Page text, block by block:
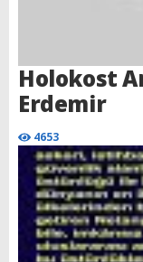
Holokost
Erdemir
4653